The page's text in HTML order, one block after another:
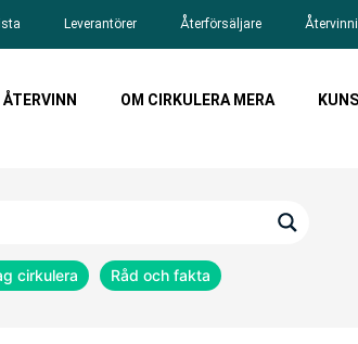
Leverantörer Återförsäljare
ÅTERVINN OM CIRKULERA MERA
cirkulera Råd och fakta